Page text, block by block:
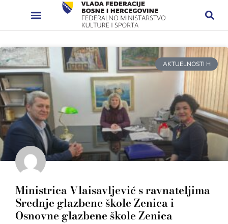
AKTUELNOSTI H
Ministrica Vlaisavljević s ravnateljima
Srednje glazbene škole Zenica i
Osnovne glazbene škole Zenica